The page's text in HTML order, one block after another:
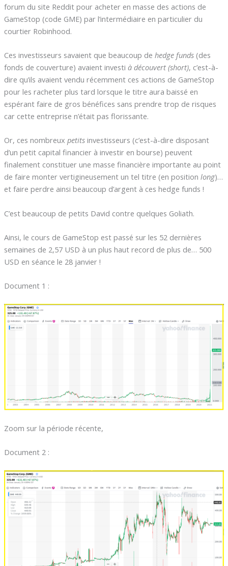
forum du site Reddit pour acheter en masse des actions de
GameStop (code GME) par l’intermédiaire en particulier du
courtier Robinhood.
Ces investisseurs savaient que beaucoup de hedge funds(des
fonds de couverture) avaient investi à découvert (short), c’est-à-
dire qu’ils avaient vendu récemment ces actions de GameStop
pour les racheter plus tard lorsque le titre aura baissé en
espérant faire de gros bénéfices sans prendre trop de risques
car cette entreprise n’était pas florissante.
Or, ces nombreux petitsinvestisseurs (c’est-à-dire disposant
d’un petit capital financier à investir en bourse) peuvent
finalement constituer une masse financière importante au point
de faire monter vertigineusement un tel titre (en position long)…
et faire perdre ainsi beaucoup d’argent à ces hedge funds !
C’est beaucoup de petits David contre quelques Goliath.
Ainsi, le cours de GameStop est passé sur les 52 dernières
semaines de 2,57 USD à un plus haut record de plus de… 500
USD en séance le 28 janvier !
Document 1 :
Zoom sur la période récente,
Document 2 :